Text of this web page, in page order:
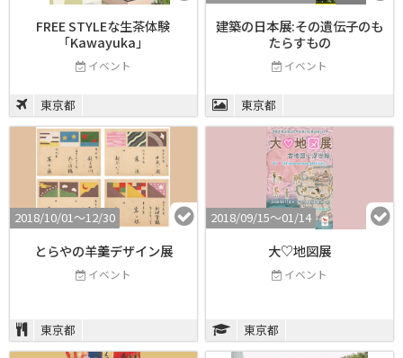
FREE STYLEな生茶体験
「Kawayuka」
イベント
東京都
建築の日本展:その遺伝子のも
たらすもの
イベント
東京都
2018/10/01〜12/30
とらやの羊羹デザイン展
イベント
東京都
2018/09/15〜01/14
大♡地図展
イベント
東京都